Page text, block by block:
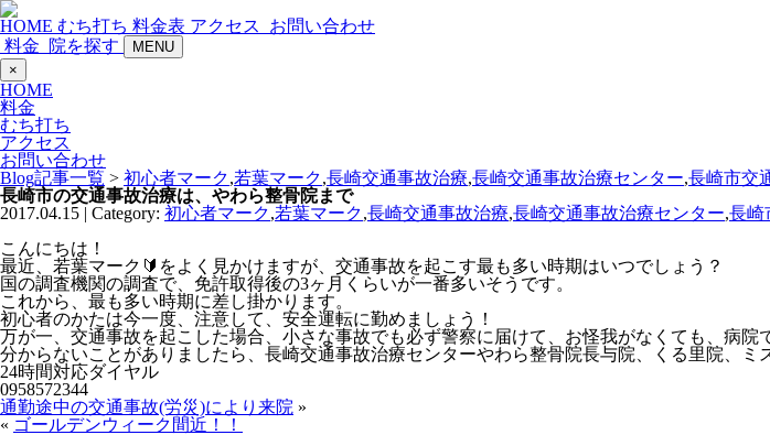
HOME むち打ち 料金表 アクセス
お問い合わせ
料金
院を探す
MENU
×
HOME
料金
むち打ち
アクセス
お問い合わせ
Blog記事一覧 > 初心者マーク,若葉マーク,長崎交通事故治療,長崎交通事故治療センター,長崎市交
長崎市の交通事故治療は、やわら整骨院まで
2017.04.15 | Category: 初心者マーク,若葉マーク,長崎交通事故治療,長崎交通事故治療センター,長崎
こんにちは！
最近、若葉マーク🔰をよく見かけますが、交通事故を起こす最も多い時期はいつでしょう？
国の調査機関の調査で、免許取得後の3ヶ月くらいが一番多いそうです。
これから、最も多い時期に差し掛かります。
初心者のかたは今一度、注意して、安全運転に勤めましょう！
万が一、交通事故を起こした場合、小さな事故でも必ず警察に届けて、お怪我がなくても、病院
分からないことがありましたら、長崎交通事故治療センターやわら整骨院長与院、くる里院、ミ
24時間対応ダイヤル
0958572344
通勤途中の交通事故(労災)により来院 »
« ゴールデンウィーク間近！！